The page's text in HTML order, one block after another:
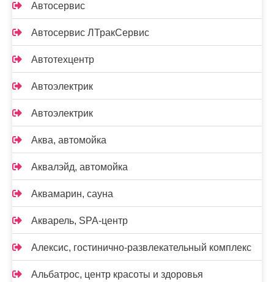
Автосервис
Автосервис ЛТракСервис
Автотехцентр
Автоэлектрик
Автоэлектрик
Аква, автомойка
Аквалэйд, автомойка
Аквамарин, сауна
Акварель, SPA-центр
Алексис, гостинично-развлекательный комплекс
Альбатрос, центр красоты и здоровья